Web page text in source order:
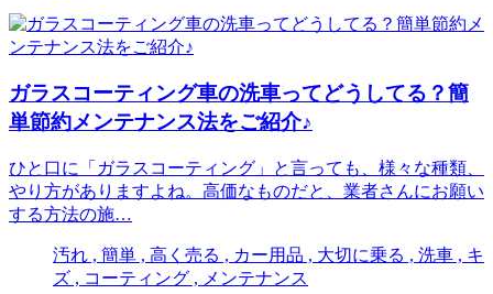
ガラスコーティング車の洗車ってどうしてる？簡
単節約メンテナンス法をご紹介♪
ひと口に「ガラスコーティング」と言っても、様々な種類、
やり方がありますよね。高価なものだと、業者さんにお願い
する方法の施…
汚れ , 簡単 , 高く売る , カー用品 , 大切に乗る , 洗車 , キ
ズ , コーティング , メンテナンス